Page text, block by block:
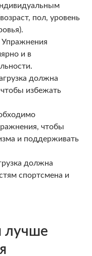
пол, уровень
Упражнения
и в
должна
чтобы избежать
чтобы
и поддерживать
должна
спортсмена и
лучше